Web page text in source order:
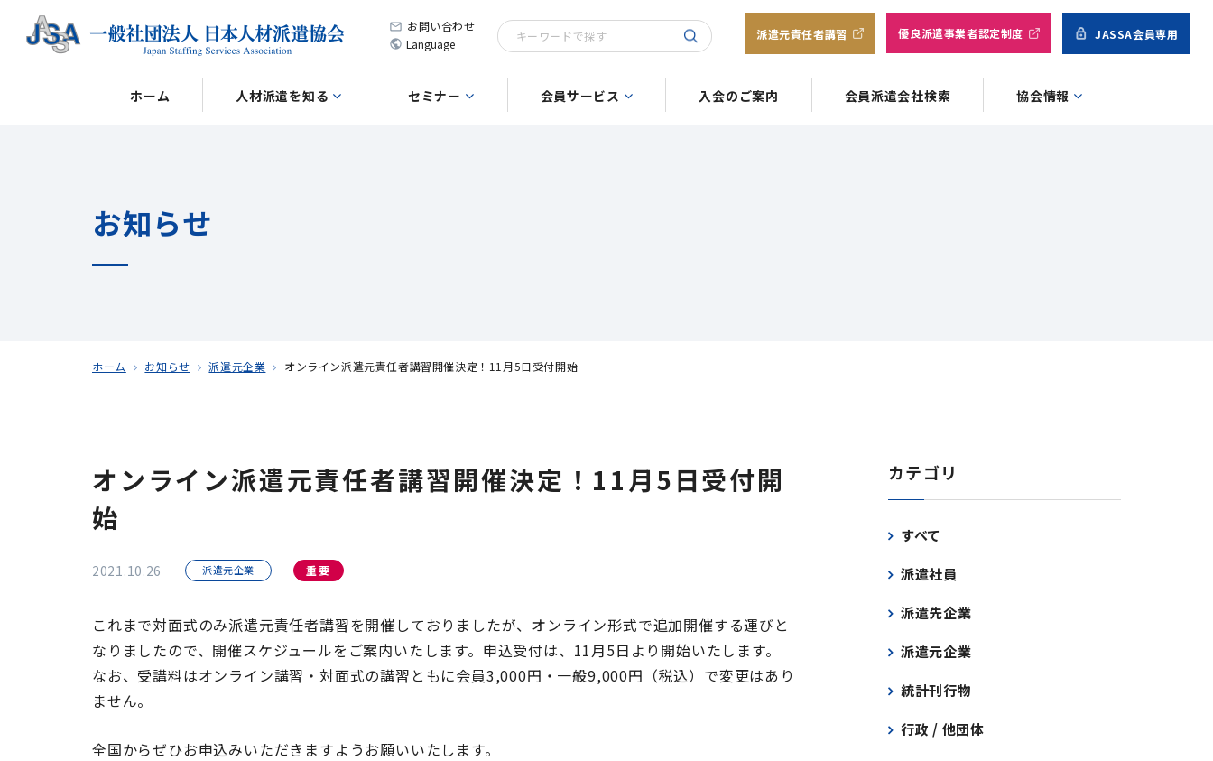
お問い合わせ
public Language
派遣元責任者講習 優良派遣事業者認定制度 JASSA会員専用
ホーム 人材派遣を知る セミナー 会員サービス 入会のご案内 会員派遣会社検索 協会情報
お知らせ
ホーム お知らせ 派遣元企業 オンライン派遣元責任者講習開催決定！11月5日受付開始
オンライン派遣元責任者講習開催決定！11月5日受付開
始
2021.10.26 派遣元企業 重要
これまで対面式のみ派遣元責任者講習を開催しておりましたが、オンライン形式で追加開催する運びと
なりましたので、開催スケジュールをご案内いたします。申込受付は、11月5日より開始いたします。
なお、受講料はオンライン講習・対面式の講習ともに会員3,000円・一般9,000円（税込）で変更はあり
ません。
全国からぜひお申込みいただきますようお願いいたします。
カテゴリ
すべて
派遣社員
派遣先企業
派遣元企業
統計刊行物
行政 / 他団体